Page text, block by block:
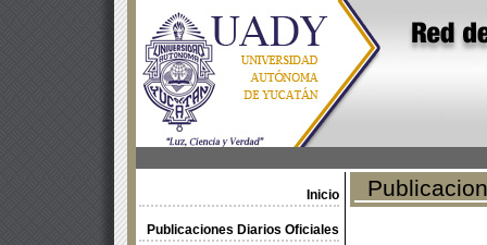
Inicio
Publicaciones Diarios Oficiales